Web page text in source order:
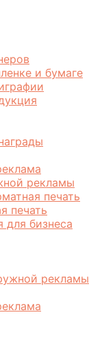
и бумаге
рекламы
печать
печать
для бизнеса
рекламы